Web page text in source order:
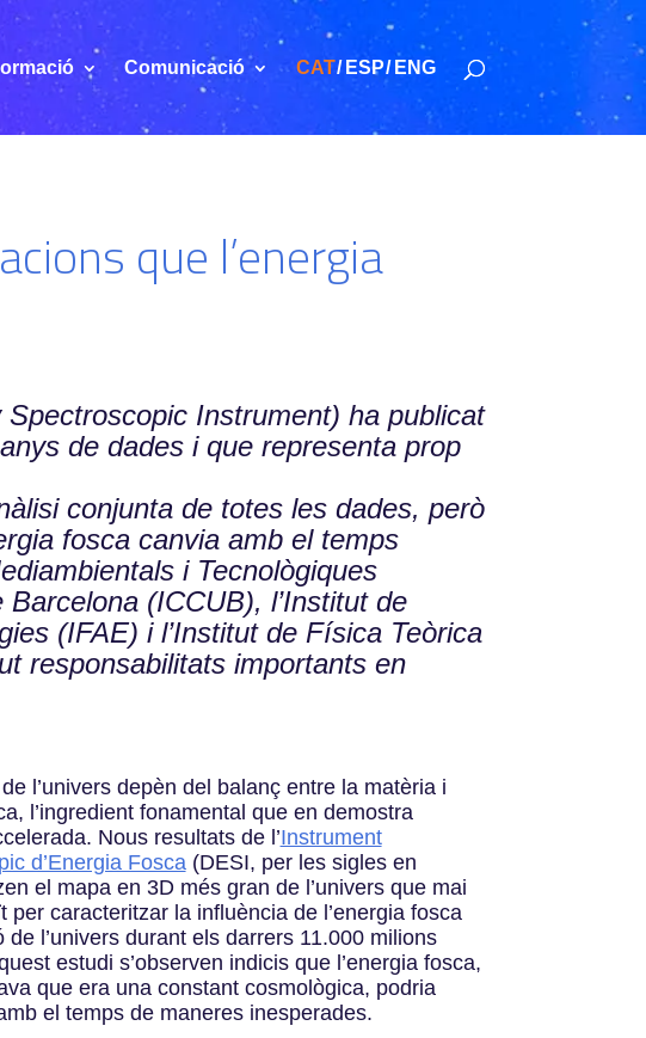
Comunicació CAT ESP ENG
que l’energia
Spectroscopic Instrument) ha publicat
de dades i que representa prop
conjunta de totes les dades, però
fosca canvia amb el temps
i Tecnològiques
(ICCUB), l’Institut de
(IFAE) i l’Institut de Física Teòrica
responsabilitats importants en
l’univers depèn del balanç entre la matèria i
l’ingredient fonamental que en demostra
Nous resultats de l’Instrument
d’Energia Fosca(DESI, per les sigles en
el mapa en 3D més gran de l’univers que mai
per caracteritzar la influència de l’energia fosca
de l’univers durant els darrers 11.000 milions
estudi s’observen indicis que l’energia fosca,
que era una constant cosmològica, podria
el temps de maneres inesperades.